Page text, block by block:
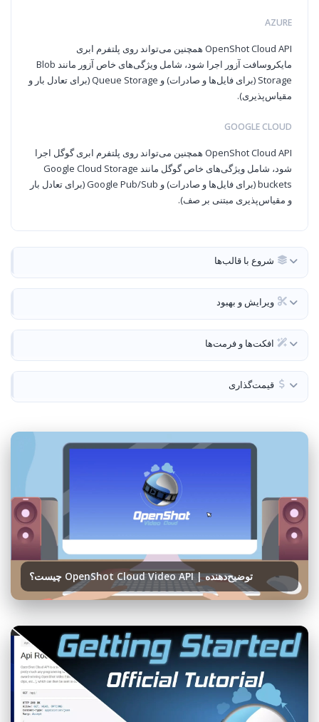
AZURE
OpenShot Cloud API همچنین می‌تواند روی پلتفرم ابری
مایکروسافت آزور اجرا شود، شامل ویژگی‌های خاص آزور مانند Blob
Storage (برای فایل‌ها و صادرات) و Queue Storage (برای تعادل بار و
مقیاس‌پذیری).
GOOGLE CLOUD
OpenShot Cloud API همچنین می‌تواند روی پلتفرم ابری گوگل اجرا
شود، شامل ویژگی‌های خاص گوگل مانند Google Cloud Storage
buckets (برای فایل‌ها و صادرات) و Google Pub/Sub (برای تعادل بار
و مقیاس‌پذیری مبتنی بر صف).
شروع با قالب‌ها
ویرایش و بهبود
افکت‌ها و فرمت‌ها
قیمت‌گذاری
توضیح‌دهنده | OpenShot Cloud Video API چیست؟